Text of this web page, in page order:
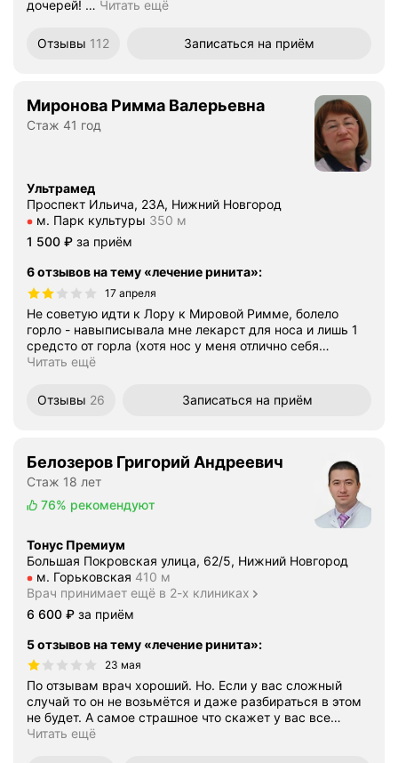
дочерей! … Читать ещё
Отзывы 112 Записаться на приём
Миронова Римма Валерьевна
Стаж 41 год
Ультрамед
Проспект Ильича, 23А, Нижний Новгород
Метро м. Парк культуры Расстояние 350 м
м. Парк культуры 350 м
Цена
1500
1 500 ₽ за приём
6 отзывов на тему «лечение ринита»:
17 апреля
Не советую идти к Лору к Мировой Римме, болело
горло - навыписывала мне лекарст для носа и лишь 1
средсто от горла (хотя нос у меня отлично себя…
Читать ещё
Отзывы 26 Записаться на приём
Белозеров Григорий Андреевич
Стаж 18 лет
76% рекомендуют
Тонус Премиум
Большая Покровская улица, 62/5, Нижний Новгород
Метро м. Горьковская Расстояние 410 м
м. Горьковская 410 м
Врач принимает ещё в 2-х клиниках
Цена
6600
6 600 ₽ за приём
5 отзывов на тему «лечение ринита»:
23 мая
По отзывам врач хороший. Но. Если у вас сложный
случай то он не возьмётся и даже разбираться в этом
не будет. А самое страшное что скажет у вас все…
Читать ещё